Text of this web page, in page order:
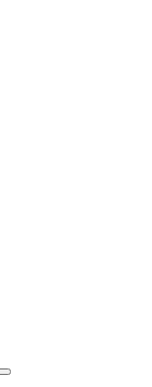
Procurar